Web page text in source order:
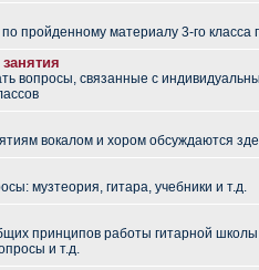
пройденному материалу 3-го класса
вопросы, связанные с
вокалом и хором обсуждаются
музтеория, гитара, учебники и т.д.
принципов работы гитарной
и т.д.